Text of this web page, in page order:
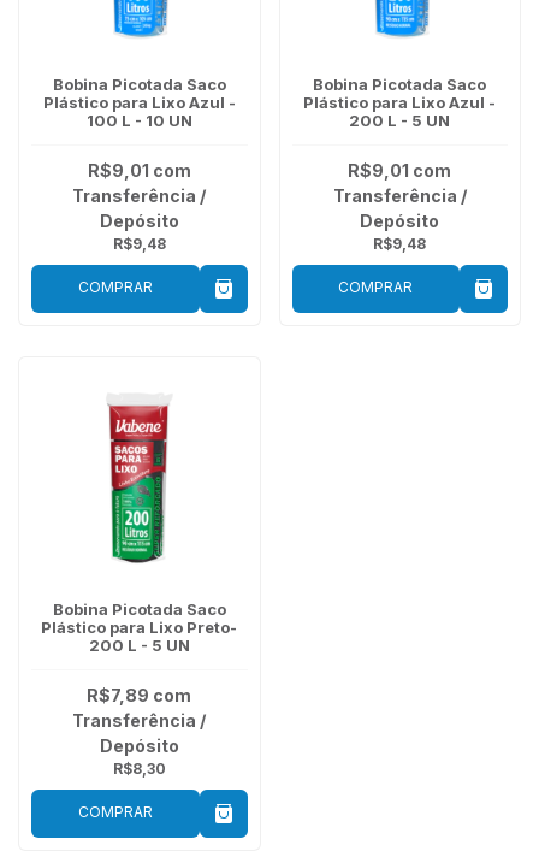
Bobina Picotada Saco
Plástico para Lixo Azul -
100 L - 10 UN
R$9,48
R$9,01 com
Transferência /
Depósito
COMPRAR
Bobina Picotada Saco
Plástico para Lixo Azul -
200 L - 5 UN
R$9,48
R$9,01 com
Transferência /
Depósito
COMPRAR
Bobina Picotada Saco
Plástico para Lixo Preto-
200 L - 5 UN
R$8,30
R$7,89 com
Transferência /
Depósito
COMPRAR